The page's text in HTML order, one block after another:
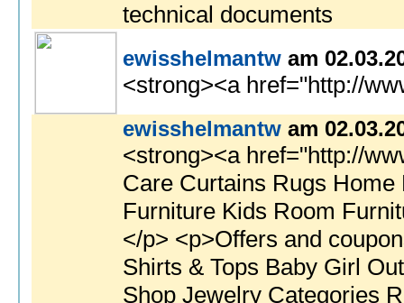
cuments
ewisshelmantw am
<strong><a href="http://
ewisshelmantw am
<strong><a href="http://www.fantauzzomarmi.it/newindex">ugg boots for women</a></strong> |